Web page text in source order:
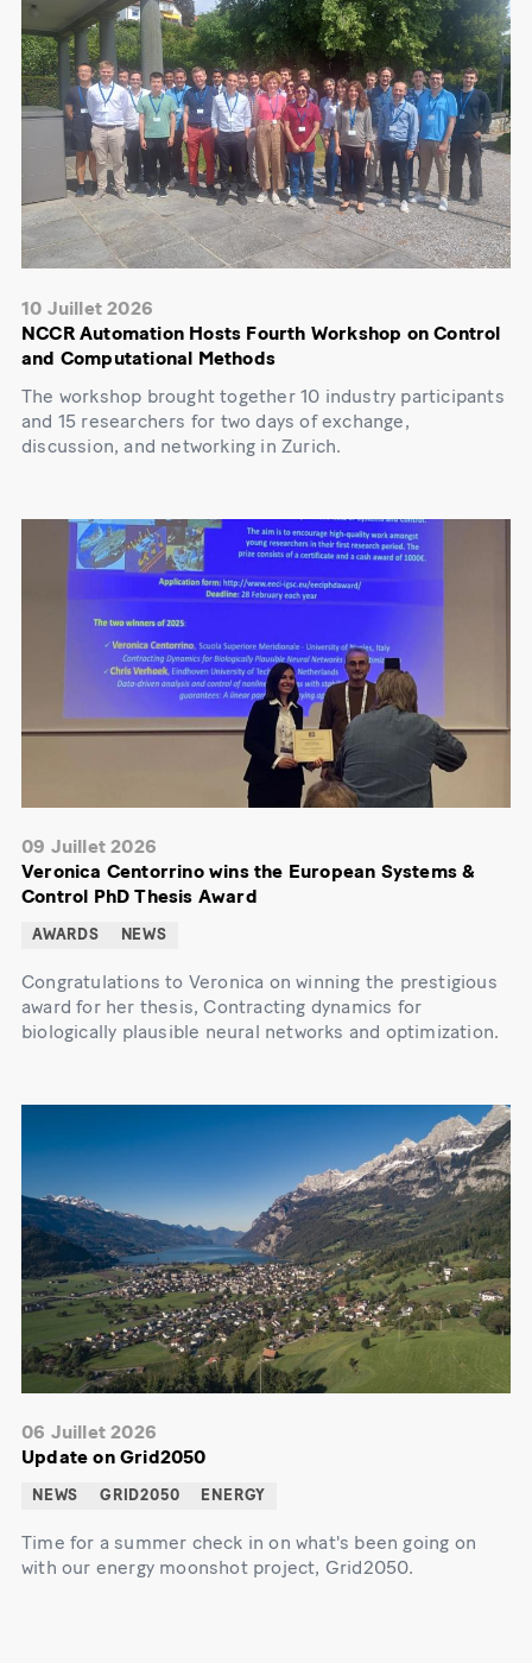
10 Juillet 2026
NCCR Automation Hosts Fourth Workshop on Control
and Computational Methods
The workshop brought together 10 industry participants
and 15 researchers for two days of exchange,
discussion, and networking in Zurich.
09 Juillet 2026
Veronica Centorrino wins the European Systems &
Control PhD Thesis Award
AWARDS NEWS
Congratulations to Veronica on winning the prestigious
award for her thesis, Contracting dynamics for
biologically plausible neural networks and optimization.
06 Juillet 2026
Update on Grid2050
NEWS GRID2050 ENERGY
Time for a summer check in on what's been going on
with our energy moonshot project, Grid2050.